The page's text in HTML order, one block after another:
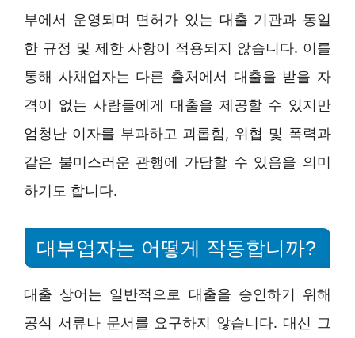
부에서 운영되며 면허가 있는 대출 기관과 동일
한 규정 및 제한 사항이 적용되지 않습니다. 이를
통해 사채업자는 다른 출처에서 대출을 받을 자
격이 없는 사람들에게 대출을 제공할 수 있지만
엄청난 이자를 부과하고 괴롭힘, 위협 및 폭력과
같은 불미스러운 관행에 가담할 수 있음을 의미
하기도 합니다.
대부업자는 어떻게 작동합니까?
대출 상어는 일반적으로 대출을 승인하기 위해
공식 서류나 문서를 요구하지 않습니다. 대신 그